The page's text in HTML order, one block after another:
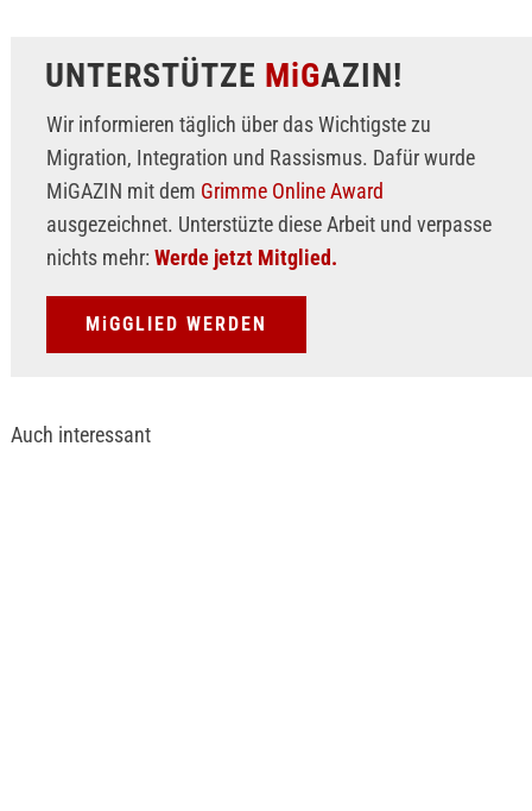
UNTERSTÜTZE MiGAZIN!
Wir informieren täglich über das Wichtigste zu
Migration, Integration und Rassismus. Dafür wurde
MiGAZIN mit dem Grimme Online Award
ausgezeichnet. Unterstüzte diese Arbeit und verpasse
nichts mehr: Werde jetzt Mitglied.
MiGGLIED WERDEN
Auch interessant